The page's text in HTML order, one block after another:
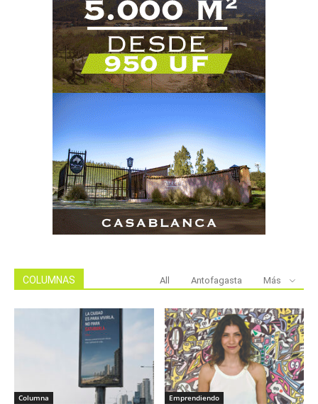
COLUMNAS All Antofagasta Más
Columna Emprendiendo